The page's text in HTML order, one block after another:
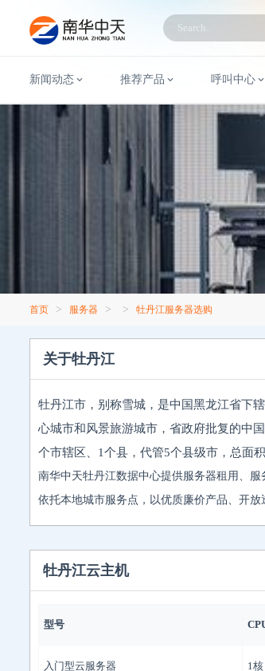
新闻动态 推荐产品 呼叫中心
首页 > 服务器 > > 牡丹江服务器选购
关于牡丹江
牡丹江市，别称雪城，是中国黑龙江省下
心城市和风景旅游城市，省政府批复的中
个市辖区、1个县，代管5个县级市，总面
南华中天牡丹江数据中心提供服务器租用、
依托本地城市服务点，以优质廉价产品、开
牡丹江云主机
型号
入门型云服务器 1核